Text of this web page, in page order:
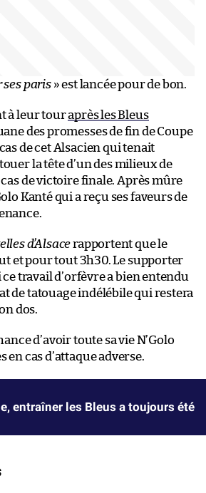
ses paris» est lancée pour de bon.
à leur touraprès les Bleus
des promesses de fin de Coupe
de cet Alsacien qui tenait
la tête d’un des milieux de
de victoire finale. Après mûre
Kanté qui a reçu ses faveurs de
d’Alsacerapportent que le
et pour tout 3h30. Le supporter
travail d’orfèvre a bien entendu
de tatouage indélébile qui restera
dos.
d’avoir toute sa vie N’Golo
en cas d’attaque adverse.
entraîner les Bleus a toujours été